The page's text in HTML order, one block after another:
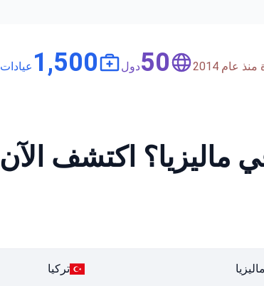
عام 2014 50دول 1,500 عيادات
اكتشف الآن
ماليزيا تركيا